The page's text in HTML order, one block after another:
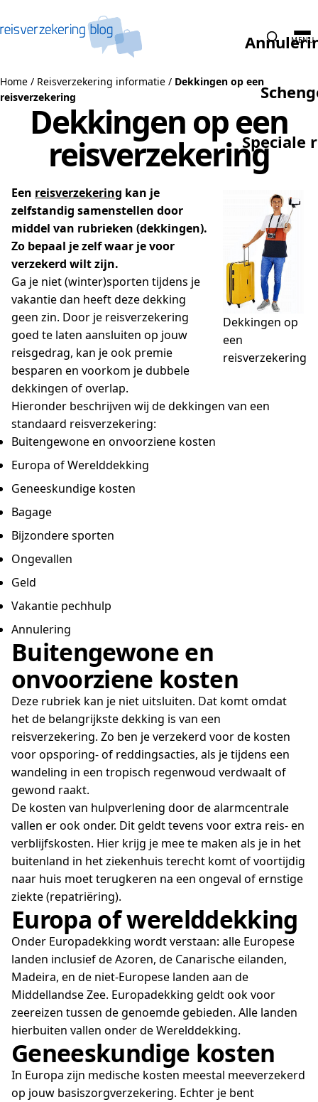
Speciale
MENU
Home / Reisverzekering informatie / Dekkingen op een
reisverzekering
Dekkingen op een
reisverzekering
Dekkingen op
een
reisverzekering
Een reisverzekering kan je
zelfstandig samenstellen door
middel van rubrieken (dekkingen).
Zo bepaal je zelf waar je voor
verzekerd wilt zijn.
Ga je niet (winter)sporten tijdens je
vakantie dan heeft deze dekking
geen zin. Door je reisverzekering
goed te laten aansluiten op jouw
reisgedrag, kan je ook premie
besparen en voorkom je dubbele
dekkingen of overlap.
Hieronder beschrijven wij de dekkingen van een
standaard reisverzekering:
Buitengewone en onvoorziene kosten
Europa of Werelddekking
Geneeskundige kosten
Bagage
Bijzondere sporten
Ongevallen
Geld
Vakantie pechhulp
Annulering
Buitengewone en
onvoorziene kosten
Deze rubriek kan je niet uitsluiten. Dat komt omdat
het de belangrijkste dekking is van een
reisverzekering. Zo ben je verzekerd voor de kosten
voor opsporing- of reddingsacties, als je tijdens een
wandeling in een tropisch regenwoud verdwaalt of
gewond raakt.
De kosten van hulpverlening door de alarmcentrale
vallen er ook onder. Dit geldt tevens voor extra reis- en
verblijfskosten. Hier krijg je mee te maken als je in het
buitenland in het ziekenhuis terecht komt of voortijdig
naar huis moet terugkeren na een ongeval of ernstige
ziekte (repatriëring).
Europa of werelddekking
Onder Europadekking wordt verstaan: alle Europese
landen inclusief de Azoren, de Canarische eilanden,
Madeira, en de niet-Europese landen aan de
Middellandse Zee. Europadekking geldt ook voor
zeereizen tussen de genoemde gebieden. Alle landen
hierbuiten vallen onder de Werelddekking.
Geneeskundige kosten
In Europa zijn medische kosten meestal meeverzekerd
op jouw basiszorgverzekering. Echter je bent